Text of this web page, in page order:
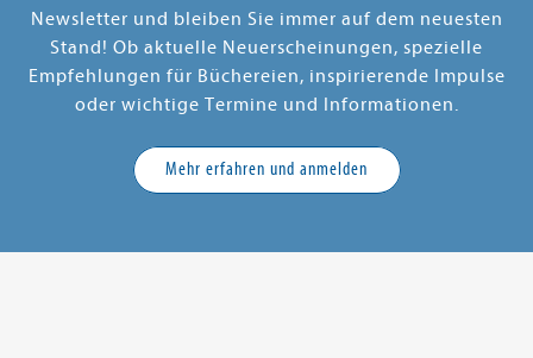
Newsletter und bleiben Sie immer auf dem neuesten
Stand! Ob aktuelle Neuerscheinungen, spezielle
Empfehlungen für Büchereien, inspirierende Impulse
oder wichtige Termine und Informationen.
Mehr erfahren und anmelden